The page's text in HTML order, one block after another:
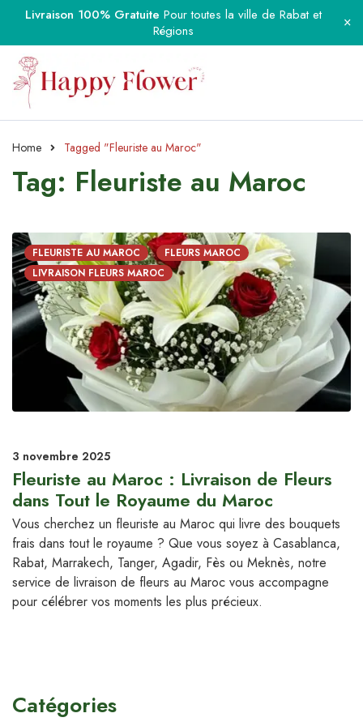
Livraison 100% Gratuite Pour toutes la ville de Rabat et
Régions
Home Tagged "Fleuriste au Maroc"
Tag: Fleuriste au Maroc
FLEURISTE AU MAROC
FLEURS MAROC
LIVRAISON FLEURS MAROC
3 novembre 2025
Fleuriste au Maroc : Livraison de Fleurs
dans Tout le Royaume du Maroc
Vous cherchez un fleuriste au Maroc qui livre des bouquets
frais dans tout le royaume ? Que vous soyez à Casablanca,
Rabat, Marrakech, Tanger, Agadir, Fès ou Meknès, notre
service de livraison de fleurs au Maroc vous accompagne
pour célébrer vos moments les plus précieux.
Catégories